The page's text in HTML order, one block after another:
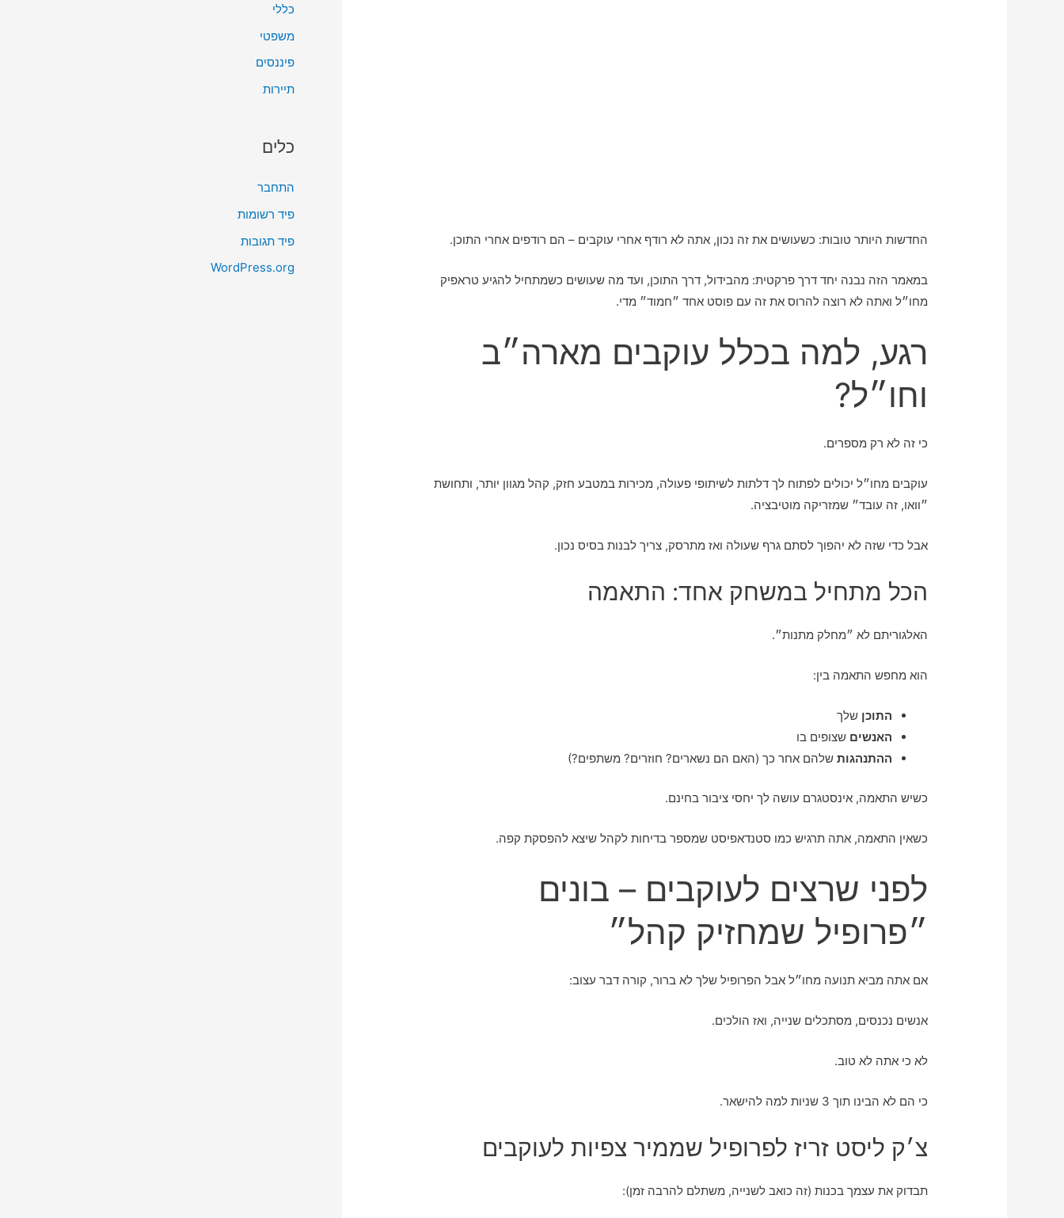
החדשות היותר טובות: כשעושים את זה נכון, אתה לא רודף אחרי עוקבים – הם רודפים אחרי התוכן.
במאמר הזה נבנה יחד דרך פרקטית: מהבידול, דרך התוכן, ועד מה שעושים כשמתחיל להגיע טראפיק
מחו״ל ואתה לא רוצה להרוס את זה עם פוסט אחד ״חמוד״ מדי.
רגע, למה בכלל עוקבים מארה״ב
וחו״ל?
כי זה לא רק מספרים.
עוקבים מחו״ל יכולים לפתוח לך דלתות לשיתופי פעולה, מכירות במטבע חזק, קהל מגוון יותר, ותחושת
״וואו, זה עובד״ שמזריקה מוטיבציה.
אבל כדי שזה לא יהפוך לסתם גרף שעולה ואז מתרסק, צריך לבנות בסיס נכון.
הכל מתחיל במשחק אחד: התאמה
האלגוריתם לא ״מחלק מתנות״.
הוא מחפש התאמה בין:
התוכן שלך
האנשים שצופים בו
ההתנהגות שלהם אחר כך (האם הם נשארים? חוזרים? משתפים?)
כשיש התאמה, אינסטגרם עושה לך יחסי ציבור בחינם.
כשאין התאמה, אתה תרגיש כמו סטנדאפיסט שמספר בדיחות לקהל שיצא להפסקת קפה.
לפני שרצים לעוקבים – בונים
״פרופיל שמחזיק קהל״
אם אתה מביא תנועה מחו״ל אבל הפרופיל שלך לא ברור, קורה דבר עצוב:
אנשים נכנסים, מסתכלים שנייה, ואז הולכים.
לא כי אתה לא טוב.
כי הם לא הבינו תוך 3 שניות למה להישאר.
צ׳ק ליסט זריז לפרופיל שממיר צפיות לעוקבים
תבדוק את עצמך בכנות (זה כואב לשנייה, משתלם להרבה זמן):
כללי
משפטי
פיננסים
תיירות
כלים
התחבר
פיד רשומות
פיד תגובות
WordPress.org